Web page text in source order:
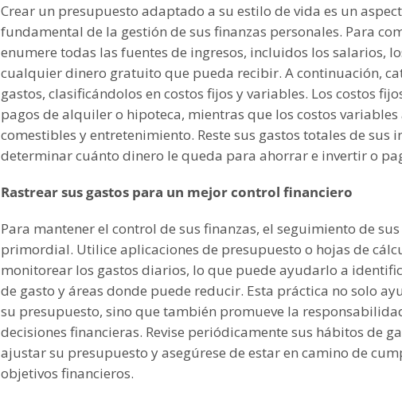
Crear un presupuesto adaptado a su estilo de vida es un
fundamental de la gestión de sus finanzas personales. Para
enumere todas las fuentes de ingresos, incluidos los salarios,
cualquier dinero gratuito que pueda recibir. A continuación,
gastos, clasificándolos en costos fijos y variables. Los costos
pagos de alquiler o hipoteca, mientras que los costos variables
comestibles y entretenimiento. Reste sus gastos totales de sus
determinar cuánto dinero le queda para ahorrar e invertir o
Rastrear sus gastos para un mejor control financiero
Para mantener el control de sus finanzas, el seguimiento de sus
primordial. Utilice aplicaciones de presupuesto o hojas de
monitorear los gastos diarios, lo que puede ayudarlo a
de gasto y áreas donde puede reducir. Esta práctica no solo
su presupuesto, sino que también promueve la
decisiones financieras. Revise periódicamente sus hábitos de
ajustar su presupuesto y asegúrese de estar en camino de
objetivos financieros.